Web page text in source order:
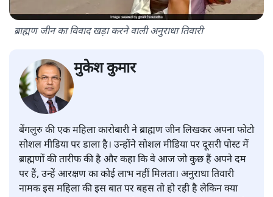
ब्राह्मण जीन का विवाद खड़ा करने वाली अनुराधा तिवारी
मुकेश कुमार
बेंगलुरु की एक महिला कारोबारी ने ब्राह्मण जीन लिखकर अपना फोटो
सोशल मीडिया पर डाला है। उन्होंने सोशल मीडिया पर दूसरी पोस्ट में
ब्राह्मणों की तारीफ की है और कहा कि वे आज जो कुछ हैं अपने दम
पर हैं, उन्हें आरक्षण का कोई लाभ नहीं मिलता। अनुराधा तिवारी
नामक इस महिला की इस बात पर बहस तो हो रही है लेकिन क्या